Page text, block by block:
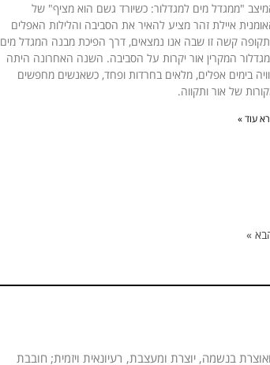
"ממגדל מים למגדלור: כשיורד גשם הוא מציף" של
איילת זהר מציע להאיר את הסביבה והלילות האפלים
קשה זו שבה אנו נמצאים, דרך הפיכת מבנה המגדל מים
המקרין אור יקרות על הסביבה. השנה האחרונה היתה
בימים אפלים, מלאים בחרדות ופחד, כשאנשים מחפשים
של אור ותקווה.
עוד »
»
בנשמה, יוצרת ומעצבת, רעיונאית ויזמית; חובבת